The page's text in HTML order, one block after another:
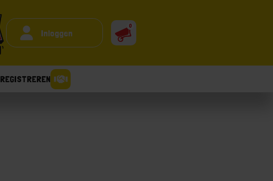
Inloggen
0
REGISTREREN